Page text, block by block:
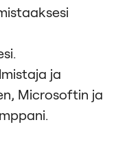
ja
Microsoftin ja